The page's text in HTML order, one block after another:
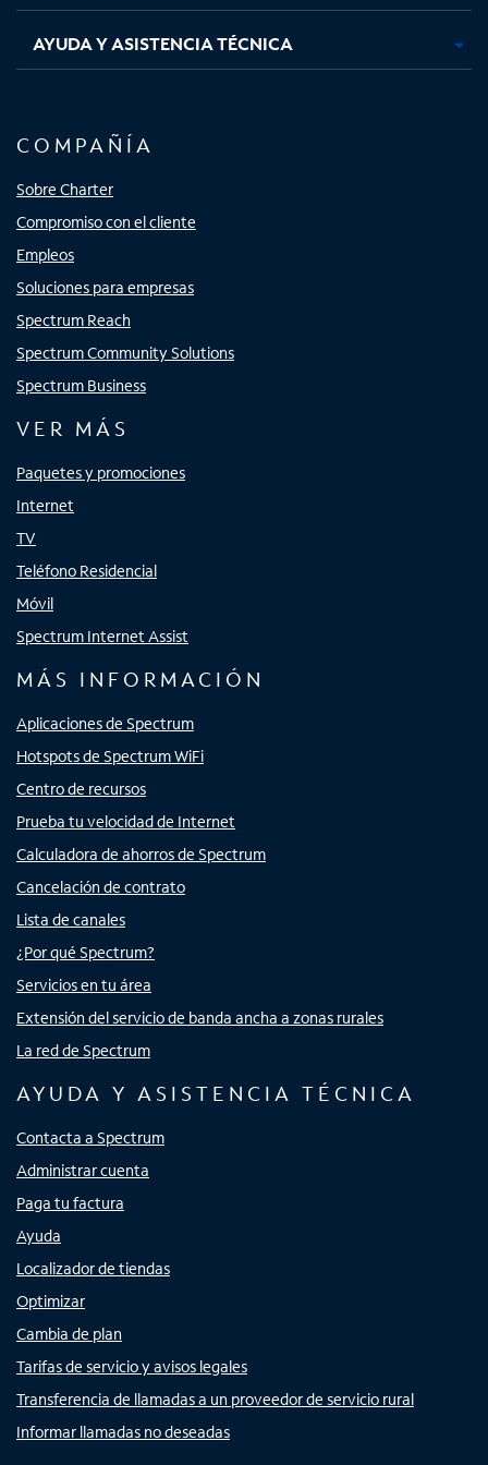
AYUDA Y ASISTENCIA TÉCNICA
COMPAÑÍA
Sobre Charter
Compromiso con el cliente
Empleos
Soluciones para empresas
Spectrum Reach
Spectrum Community Solutions
Spectrum Business
VER MÁS
Paquetes y promociones
Internet
TV
Teléfono Residencial
Móvil
Spectrum Internet Assist
MÁS INFORMACIÓN
Aplicaciones de Spectrum
Hotspots de Spectrum WiFi
Centro de recursos
Prueba tu velocidad de Internet
Calculadora de ahorros de Spectrum
Cancelación de contrato
Lista de canales
¿Por qué Spectrum?
Servicios en tu área
Extensión del servicio de banda ancha a zonas rurales
La red de Spectrum
AYUDA Y ASISTENCIA TÉCNICA
Contacta a Spectrum
Administrar cuenta
Paga tu factura
Ayuda
Localizador de tiendas
Optimizar
Cambia de plan
Tarifas de servicio y avisos legales
Transferencia de llamadas a un proveedor de servicio rural
Informar llamadas no deseadas